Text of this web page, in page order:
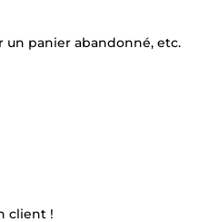
un panier abandonné, etc.
client !